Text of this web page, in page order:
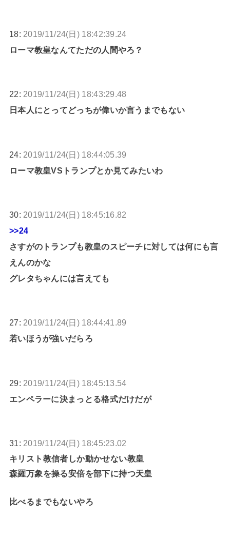
18: 2019/11/24(日) 18:42:39.24
ローマ教皇なんてただの人間やろ？
22: 2019/11/24(日) 18:43:29.48
日本人にとってどっちが偉いか言うまでもない
24: 2019/11/24(日) 18:44:05.39
ローマ教皇VSトランプとか見てみたいわ
30: 2019/11/24(日) 18:45:16.82
>>24
さすがのトランプも教皇のスピーチに対しては何にも言
えんのかな
グレタちゃんには言えても
27: 2019/11/24(日) 18:44:41.89
若いほうが強いだらろ
29: 2019/11/24(日) 18:45:13.54
エンペラーに決まっとる格式だけだが
31: 2019/11/24(日) 18:45:23.02
キリスト教信者しか動かせない教皇
森羅万象を操る安倍を部下に持つ天皇
比べるまでもないやろ